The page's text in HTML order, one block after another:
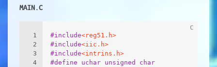
MAIN.C
1
2
3
4
#include<reg51.h>
#include<iic.h>
#include<intrins.h>
#define uchar unsigned char